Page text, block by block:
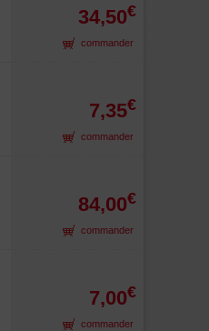
34,50€
commander
7,35€
commander
84,00€
commander
7,00€
commander